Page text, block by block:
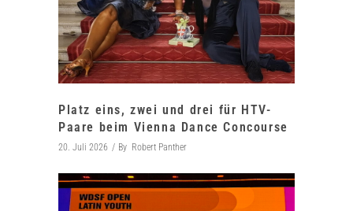
Platz eins, zwei und drei für HTV-
Paare beim Vienna Dance Concourse
20. Juli 2026 By Robert Panther